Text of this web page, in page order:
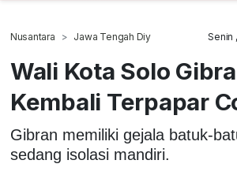
Nusantara Jawa Tengah Diy Senin
Wali Kota Solo
Kembali Terpapar
Gibran memiliki gejala batuk-
sedang isolasi mandiri.